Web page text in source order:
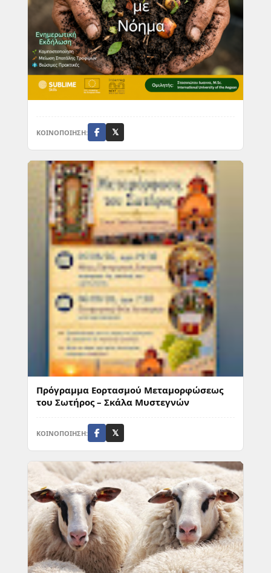
ΚΟΙΝΟΠΟΙΗΣΗ: 𝕏
Πρόγραμμα Εορτασμού Μεταμορφώσεως
του Σωτήρος – Σκάλα Μυστεγνών
ΚΟΙΝΟΠΟΙΗΣΗ: 𝕏